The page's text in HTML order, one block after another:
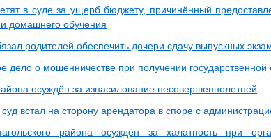
в суде за ущерб бюджету, причинённый
домашнего обучения
родителей обеспечить дочери сдачу выпускных
дело о мошенничестве при получении
осуждён за изнасилование несовершеннолетней
встал на сторону арендатора в споре с
района осуждён за халатность при